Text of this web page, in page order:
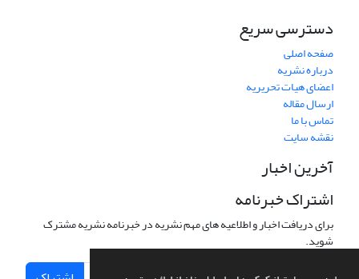
دسترسی سریع
صفحه اصلی
درباره نشریه
اعضای هیات تحریریه
ارسال مقاله
تماس با ما
نقشه سایت
آخرین اخبار
اشتراک خبرنامه
برای دریافت اخبار و اطلاعیه های مهم نشریه در خبرنامه نشریه مشترک
شوید.